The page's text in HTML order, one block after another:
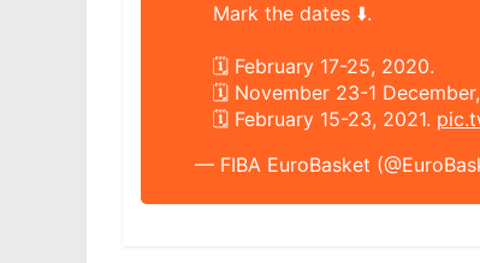
Mark the dates ⬇️.
🗓 February 17-25, 2020.
🗓 November 23-1
🗓 February 15-23, 2021.
— FIBA EuroBasket